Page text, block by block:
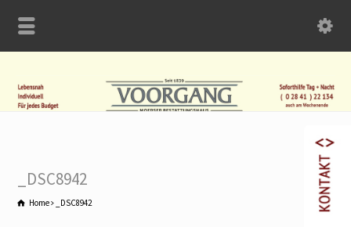
_DSC8942
Home _DSC8942